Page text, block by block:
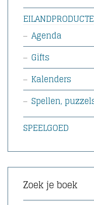
Agenda
Gifts
Kalenders
Spellen,
SPEELGOED
Zoek je boek